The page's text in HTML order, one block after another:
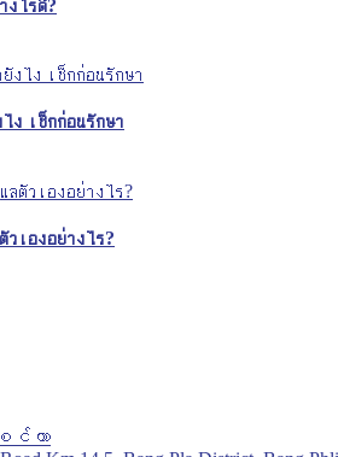
งไรดี?
ง เช็กก่อนรักษา
วเองอย่างไร?
င်တာ